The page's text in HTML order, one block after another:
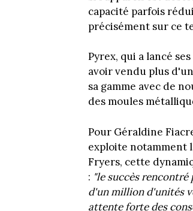
capacité parfois
précisément sur ce
Pyrex, qui a lancé
avoir vendu plus
sa gamme avec de
des moules
Pour Géraldine
exploite notamment
Fryers, cette
: "le succès rencontré
d'un million d'unités
attente forte des